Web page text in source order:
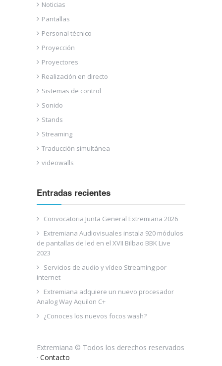
Noticias
Pantallas
Personal técnico
Proyección
Proyectores
Realización en directo
Sistemas de control
Sonido
Stands
Streaming
Traducción simultánea
videowalls
Entradas recientes
Convocatoria Junta General Extremiana 2026
Extremiana Audiovisuales instala 920 módulos
de pantallas de led en el XVII Bilbao BBK Live
2023
Servicios de audio y vídeo Streaming por
internet
Extremiana adquiere un nuevo procesador
Analog Way Aquilon C+
¿Conoces los nuevos focos wash?
Extremiana © Todos los derechos reservados
· Contacto